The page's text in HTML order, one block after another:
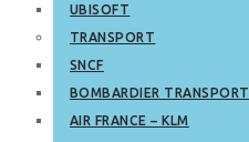
UBISOFT
TRANSPORT
SNCF
BOMBARDIER TRANSPORT
AIR FRANCE – KLM